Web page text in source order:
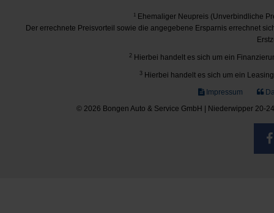
1Ehemaliger Neupreis (Unverbindliche
Der errechnete Preisvorteil sowie die angegebene Ersparnis errechnet
2 Hierbei handelt es sich um ein
3 Hierbei handelt es sich um ein
Impressum
© 2026 Bongen Auto & Service GmbH | Niederwipper 20-